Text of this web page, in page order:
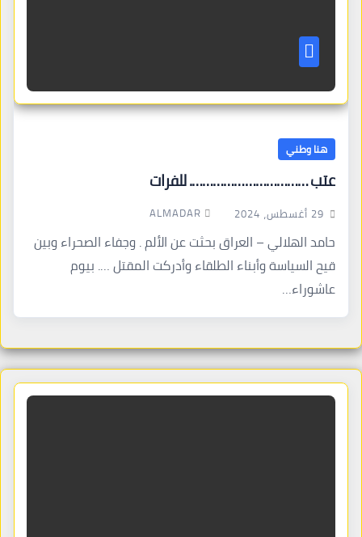
هنا وطني
عتب ……………………………. للفرات
29 أغسطس، 2024 ALMADAR
حامد الهلالي – العراق بحثت عن الألم . وجفاء الصحراء وبين
قيح السياسة وأبناء الطلقاء وأدركت المقتل …. بيوم
عاشوراء…